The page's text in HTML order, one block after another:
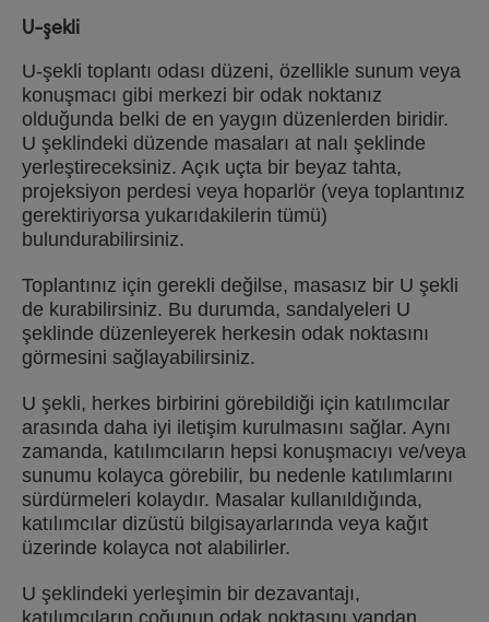
U-şekli
U-şekli toplantı odası düzeni, özellikle sunum veya
konuşmacı gibi merkezi bir odak noktanız
olduğunda belki de en yaygın düzenlerden biridir.
U şeklindeki düzende masaları at nalı şeklinde
yerleştireceksiniz. Açık uçta bir beyaz tahta,
projeksiyon perdesi veya hoparlör (veya toplantınız
gerektiriyorsa yukarıdakilerin tümü)
bulundurabilirsiniz.
Toplantınız için gerekli değilse, masasız bir U şekli
de kurabilirsiniz. Bu durumda, sandalyeleri U
şeklinde düzenleyerek herkesin odak noktasını
görmesini sağlayabilirsiniz.
U şekli, herkes birbirini görebildiği için katılımcılar
arasında daha iyi iletişim kurulmasını sağlar. Aynı
zamanda, katılımcıların hepsi konuşmacıyı ve/veya
sunumu kolayca görebilir, bu nedenle katılımlarını
sürdürmeleri kolaydır. Masalar kullanıldığında,
katılımcılar dizüstü bilgisayarlarında veya kağıt
üzerinde kolayca not alabilirler.
U şeklindeki yerleşimin bir dezavantajı,